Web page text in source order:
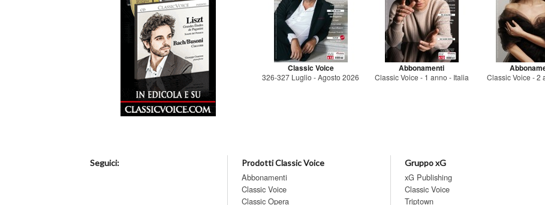
Classic Voice
326-327 Luglio - Agosto 2026
Abbonamenti
Classic Voice - 1 anno - Italia Classic Voice - 2
Seguici: Prodotti Classic Voice
Abbonamenti
Classic Voice
Classic Opera
Gruppo xG
xG Publishing
Classic Voice
Triptown